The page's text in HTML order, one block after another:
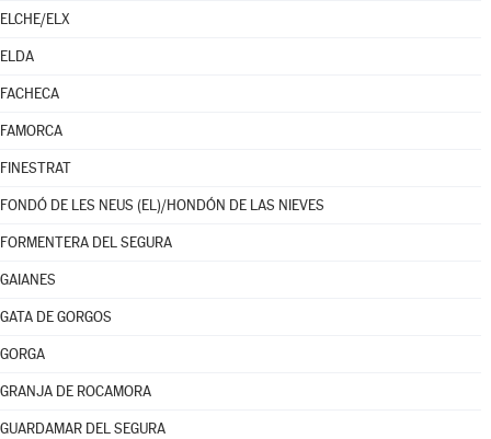
ELCHE/ELX
ELDA
FACHECA
FAMORCA
FINESTRAT
FONDÓ DE LES NEUS (EL)/HONDÓN DE LAS NIEVES
FORMENTERA DEL SEGURA
GAIANES
GATA DE GORGOS
GORGA
GRANJA DE ROCAMORA
GUARDAMAR DEL SEGURA